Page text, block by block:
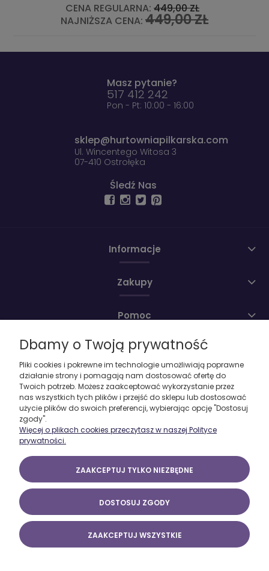
CENA REGULARNA: 449,00 ZŁ
NAJNIŻSZA CENA: 449,00 ZŁ
Masz pytanie?
517 412 242
Pon - Pt: 10:00 - 16:00
sklep@hurtowniapilkarska.com
Ul. Wincentego Witosa 3
07-410 Ostrołęka
Śledź Nas
Informacje
Zakupy
Pomoc
Moje konto
O firmie
Dbamy o Twoją prywatność
Pliki cookies i pokrewne im technologie umożliwiają poprawne
działanie strony i pomagają nam dostosować ofertę do
Twoich potrzeb. Możesz zaakceptować wykorzystanie przez
nas wszystkich tych plików i przejść do sklepu lub dostosować
użycie plików do swoich preferencji, wybierając opcję "Dostosuj
zgody".
Więcej o plikach cookies przeczytasz w naszej Polityce
prywatności.
ZAAKCEPTUJ TYLKO NIEZBĘDNE
DOSTOSUJ ZGODY
ZAAKCEPTUJ WSZYSTKIE